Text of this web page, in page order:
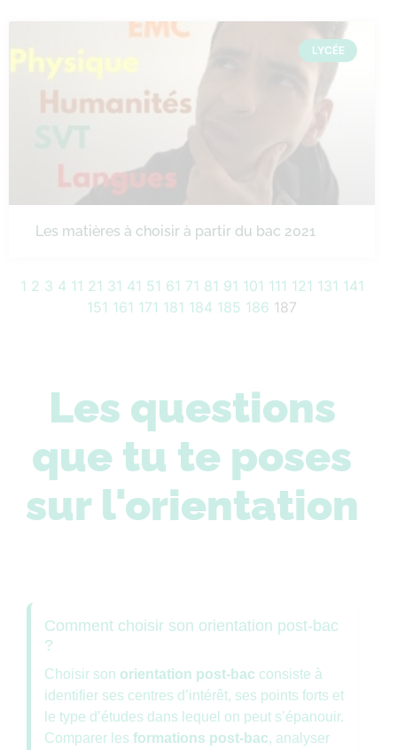
LYCÉE
Les matières à choisir à partir du bac 2021
1 2 3 4 11 21 31 41 51 61 71 81 91 101 111 121 131 141
151 161 171 181 184 185 186 187
Les questions
que tu te poses
sur l'orientation
Comment choisir son orientation post-bac
?
Choisir son orientation post-bac consiste à
identifier ses centres d’intérêt, ses points forts et
le type d’études dans lequel on peut s’épanouir.
Comparer les formations post-bac, analyser